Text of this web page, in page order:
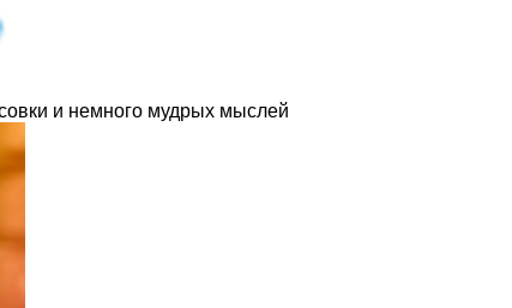
и немного мудрых мыслей